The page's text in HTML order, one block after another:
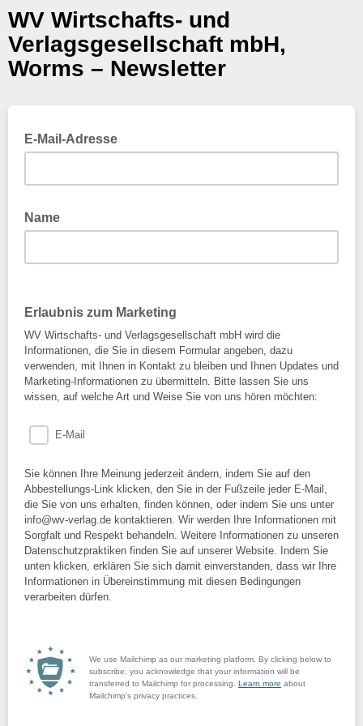
WV Wirtschafts- und
Verlagsgesellschaft mbH,
Worms – Newsletter
E-Mail-Adresse
Name
Erlaubnis zum Marketing
WV Wirtschafts- und Verlagsgesellschaft mbH wird die
Informationen, die Sie in diesem Formular angeben, dazu
verwenden, mit Ihnen in Kontakt zu bleiben und Ihnen Updates und
Marketing-Informationen zu übermitteln. Bitte lassen Sie uns
wissen, auf welche Art und Weise Sie von uns hören möchten:
E-Mail
Sie können Ihre Meinung jederzeit ändern, indem Sie auf den
Abbestellungs-Link klicken, den Sie in der Fußzeile jeder E-Mail,
die Sie von uns erhalten, finden können, oder indem Sie uns unter
info@wv-verlag.de kontaktieren. Wir werden Ihre Informationen mit
Sorgfalt und Respekt behandeln. Weitere Informationen zu unseren
Datenschutzpraktiken finden Sie auf unserer Website. Indem Sie
unten klicken, erklären Sie sich damit einverstanden, dass wir Ihre
Informationen in Übereinstimmung mit diesen Bedingungen
verarbeiten dürfen.
We use Mailchimp as our marketing platform. By clicking below to
subscribe, you acknowledge that your information will be
transferred to Mailchimp for processing. Learn more about
Mailchimp's privacy practices.